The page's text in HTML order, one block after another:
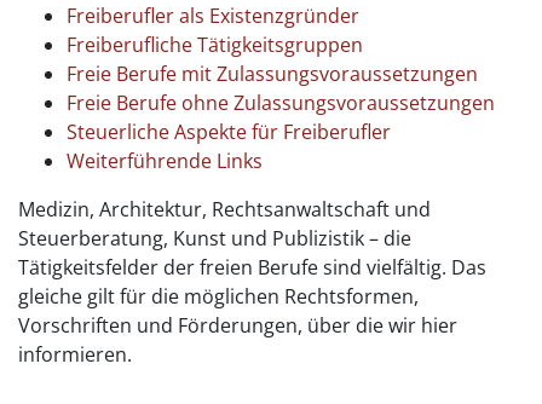
Freiberufler als Existenzgründer
Freiberufliche Tätigkeitsgruppen
Freie Berufe mit Zulassungsvoraussetzungen
Freie Berufe ohne Zulassungsvoraussetzungen
Steuerliche Aspekte für Freiberufler
Weiterführende Links
Medizin, Architektur, Rechtsanwaltschaft und
Steuerberatung, Kunst und Publizistik – die
Tätigkeitsfelder der freien Berufe sind vielfältig. Das
gleiche gilt für die möglichen Rechtsformen,
Vorschriften und Förderungen, über die wir hier
informieren.